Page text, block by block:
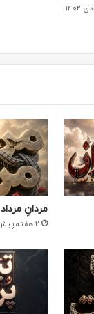
مردانِ مرداد
2 هفته پیش